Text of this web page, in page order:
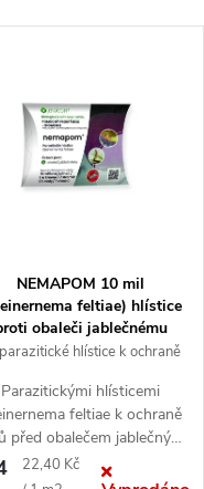
NEMAPOM 10 mil
feltiae) hlístice
obaleči jablečnému
parazitické hlístice k ochraně
Parazitickými hlísticemi
feltiae k ochraně
před obalečem jablečným.
Aplikace těchto
pomocníků je
Měrná
22,40 Kč